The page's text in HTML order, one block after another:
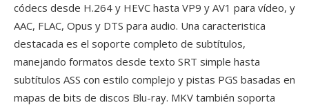
códecs desde H.264 y HEVC hasta VP9 y AV1 para vídeo, y
AAC, FLAC, Opus y DTS para audio. Una caracteristica
destacada es el soporte completo de subtítulos,
manejando formatos desde texto SRT simple hasta
subtítulos ASS con estilo complejo y pistas PGS basadas en
mapas de bits de discos Blu-ray. MKV también soporta